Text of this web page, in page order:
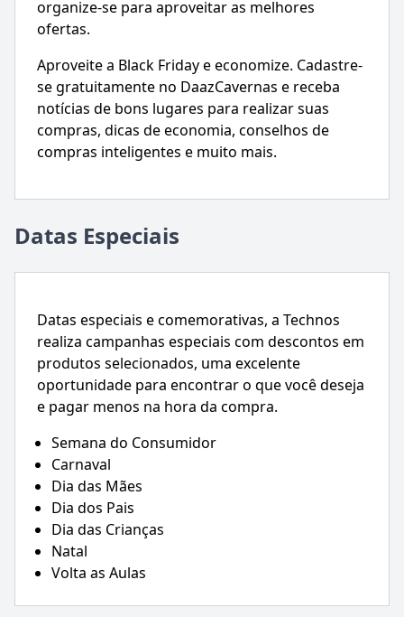
organize-se para aproveitar as melhores
ofertas.
Aproveite a Black Friday e economize. Cadastre-
se gratuitamente no DaazCavernas e receba
notícias de bons lugares para realizar suas
compras, dicas de economia, conselhos de
compras inteligentes e muito mais.
Datas Especiais
Datas especiais e comemorativas, a Technos
realiza campanhas especiais com descontos em
produtos selecionados, uma excelente
oportunidade para encontrar o que você deseja
e pagar menos na hora da compra.
Semana do Consumidor
Carnaval
Dia das Mães
Dia dos Pais
Dia das Crianças
Natal
Volta as Aulas